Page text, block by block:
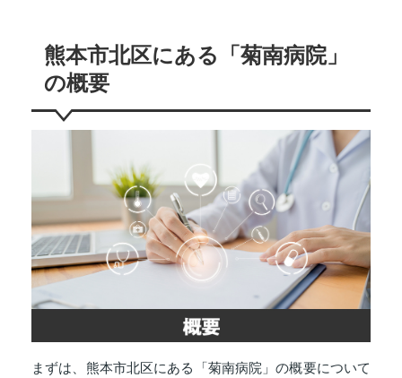
熊本市北区にある「菊南病院」
の概要
まずは、熊本市北区にある「菊南病院」の概要について